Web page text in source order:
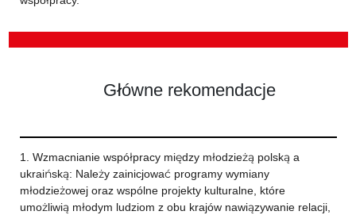
Główne rekomendacje
1. Wzmacnianie współpracy między młodzieżą polską a
ukraińską: Należy zainicjować programy wymiany
młodzieżowej oraz wspólne projekty kulturalne, które
umożliwią młodym ludziom z obu krajów nawiązywanie relacji,